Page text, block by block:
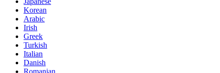
Korean
Arabic
Irish
Greek
Turkish
Italian
Danish